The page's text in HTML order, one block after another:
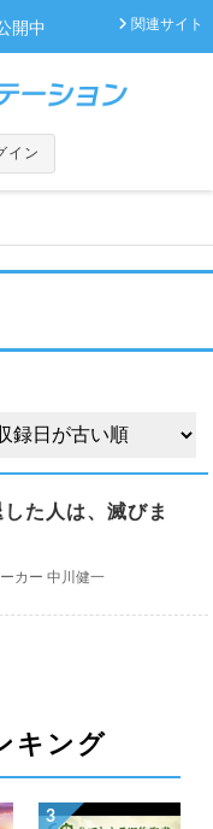
関連サイト
開中
イン
た人は、滅びま
カー 中川健一
キング
3